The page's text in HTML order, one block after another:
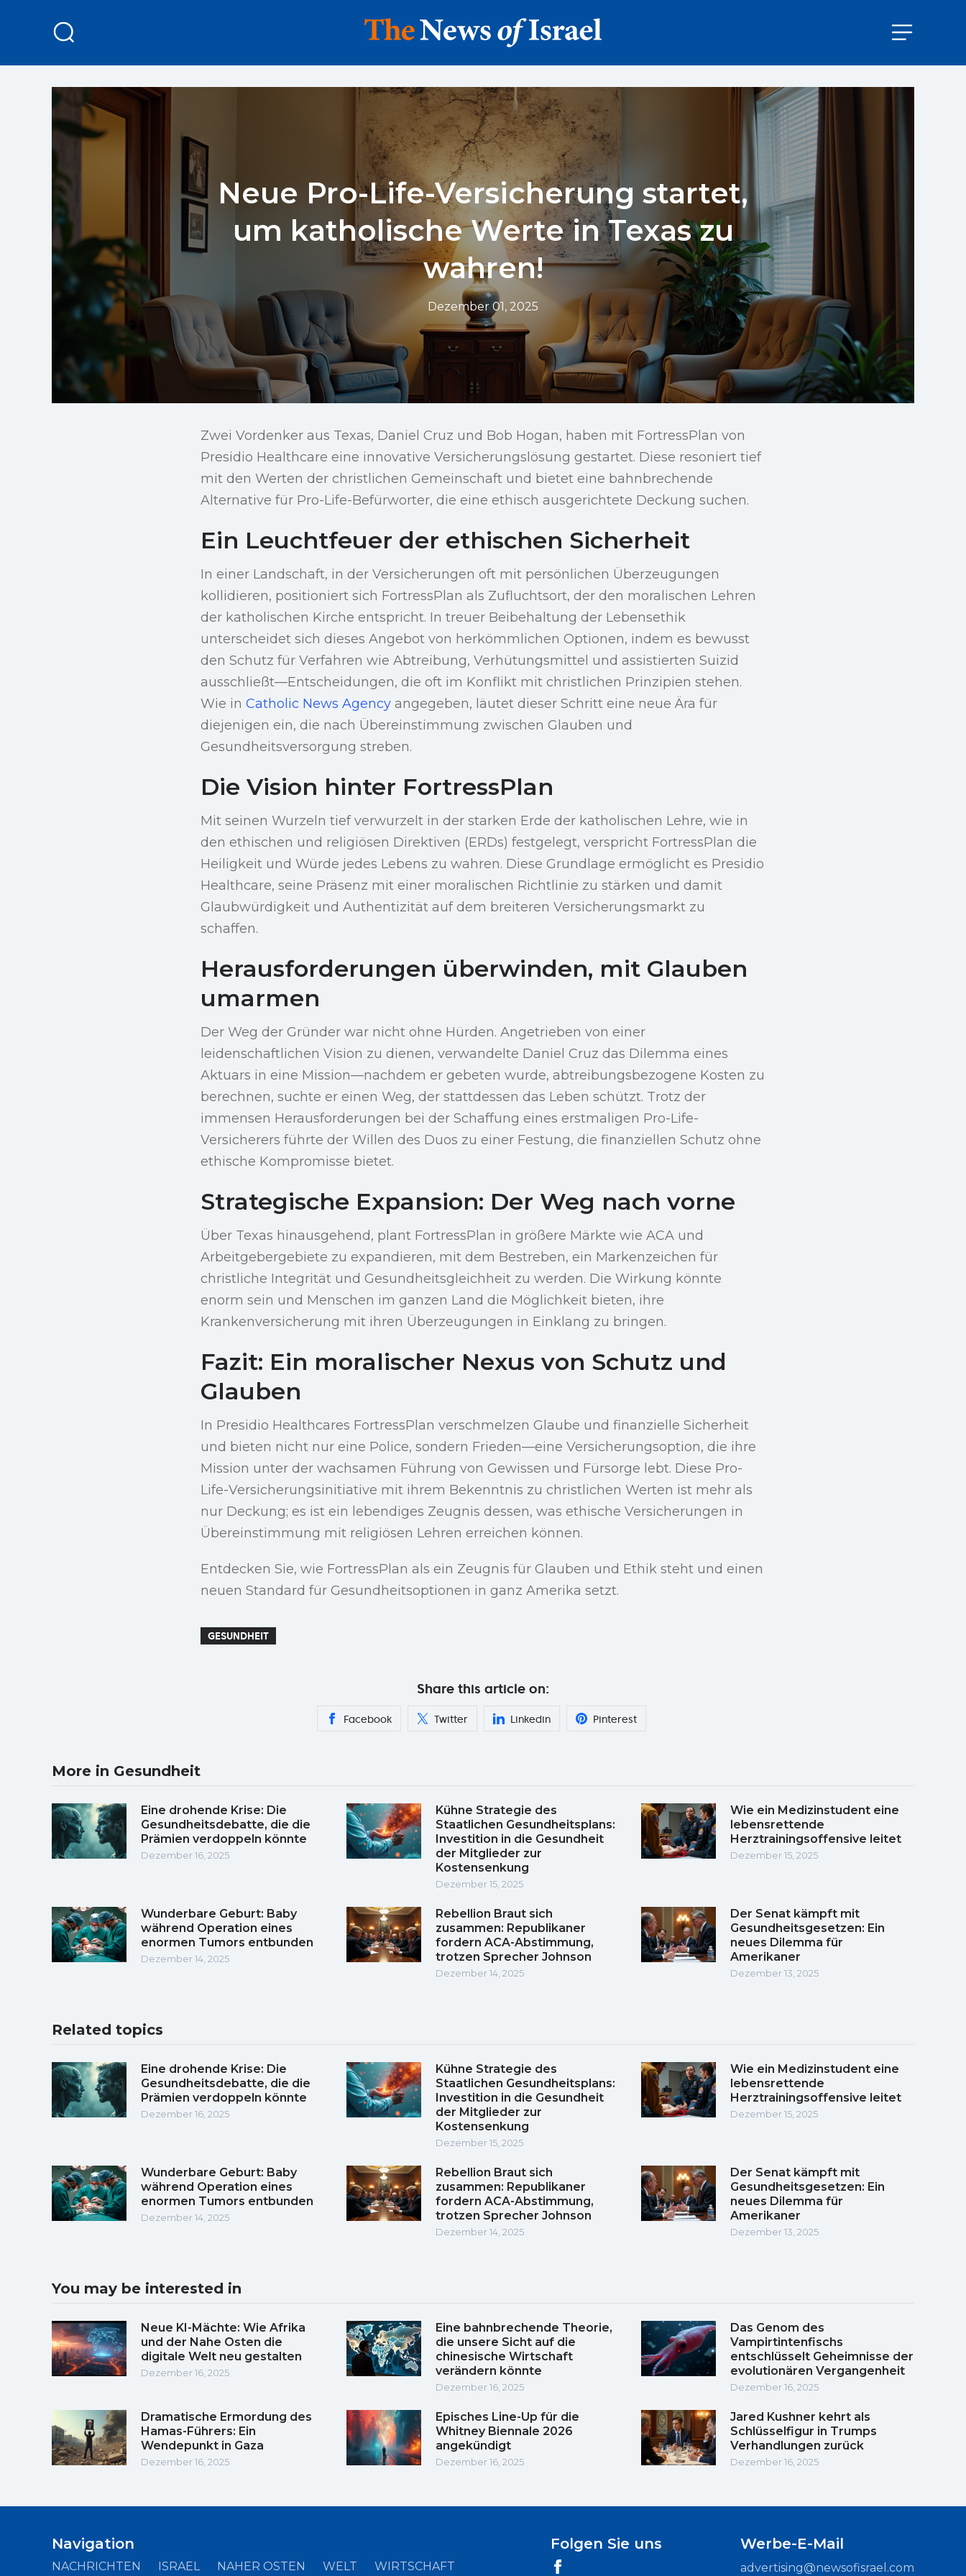
Neue Pro-Life-Versicherung startet,
um katholische Werte in Texas zu
wahren!
Dezember 01, 2025
Zwei Vordenker aus Texas, Daniel Cruz und Bob Hogan, haben mit FortressPlan von
Presidio Healthcare eine innovative Versicherungslösung gestartet. Diese resoniert tief
mit den Werten der christlichen Gemeinschaft und bietet eine bahnbrechende
Alternative für Pro-Life-Befürworter, die eine ethisch ausgerichtete Deckung suchen.
Ein Leuchtfeuer der ethischen Sicherheit
In einer Landschaft, in der Versicherungen oft mit persönlichen Überzeugungen
kollidieren, positioniert sich FortressPlan als Zufluchtsort, der den moralischen Lehren
der katholischen Kirche entspricht. In treuer Beibehaltung der Lebensethik
unterscheidet sich dieses Angebot von herkömmlichen Optionen, indem es bewusst
den Schutz für Verfahren wie Abtreibung, Verhütungsmittel und assistierten Suizid
ausschließt—Entscheidungen, die oft im Konflikt mit christlichen Prinzipien stehen.
Wie in Catholic News Agency angegeben, läutet dieser Schritt eine neue Ära für
diejenigen ein, die nach Übereinstimmung zwischen Glauben und
Gesundheitsversorgung streben.
Die Vision hinter FortressPlan
Mit seinen Wurzeln tief verwurzelt in der starken Erde der katholischen Lehre, wie in
den ethischen und religiösen Direktiven (ERDs) festgelegt, verspricht FortressPlan die
Heiligkeit und Würde jedes Lebens zu wahren. Diese Grundlage ermöglicht es Presidio
Healthcare, seine Präsenz mit einer moralischen Richtlinie zu stärken und damit
Glaubwürdigkeit und Authentizität auf dem breiteren Versicherungsmarkt zu
schaffen.
Herausforderungen überwinden, mit Glauben
umarmen
Der Weg der Gründer war nicht ohne Hürden. Angetrieben von einer
leidenschaftlichen Vision zu dienen, verwandelte Daniel Cruz das Dilemma eines
Aktuars in eine Mission—nachdem er gebeten wurde, abtreibungsbezogene Kosten zu
berechnen, suchte er einen Weg, der stattdessen das Leben schützt. Trotz der
immensen Herausforderungen bei der Schaffung eines erstmaligen Pro-Life-
Versicherers führte der Willen des Duos zu einer Festung, die finanziellen Schutz ohne
ethische Kompromisse bietet.
Strategische Expansion: Der Weg nach vorne
Über Texas hinausgehend, plant FortressPlan in größere Märkte wie ACA und
Arbeitgebergebiete zu expandieren, mit dem Bestreben, ein Markenzeichen für
christliche Integrität und Gesundheitsgleichheit zu werden. Die Wirkung könnte
enorm sein und Menschen im ganzen Land die Möglichkeit bieten, ihre
Krankenversicherung mit ihren Überzeugungen in Einklang zu bringen.
Fazit: Ein moralischer Nexus von Schutz und
Glauben
In Presidio Healthcares FortressPlan verschmelzen Glaube und finanzielle Sicherheit
und bieten nicht nur eine Police, sondern Frieden—eine Versicherungsoption, die ihre
Mission unter der wachsamen Führung von Gewissen und Fürsorge lebt. Diese Pro-
Life-Versicherungsinitiative mit ihrem Bekenntnis zu christlichen Werten ist mehr als
nur Deckung; es ist ein lebendiges Zeugnis dessen, was ethische Versicherungen in
Übereinstimmung mit religiösen Lehren erreichen können.
Entdecken Sie, wie FortressPlan als ein Zeugnis für Glauben und Ethik steht und einen
neuen Standard für Gesundheitsoptionen in ganz Amerika setzt.
GESUNDHEIT
Share this article on:
Facebook Twitter Linkedin Pinterest
More in Gesundheit
Eine drohende Krise: Die
Gesundheitsdebatte, die die
Prämien verdoppeln könnte
Dezember 16, 2025
Kühne Strategie des
Staatlichen Gesundheitsplans:
Investition in die Gesundheit
der Mitglieder zur
Kostensenkung
Dezember 15, 2025
Wie ein Medizinstudent eine
lebensrettende
Herztrainingsoffensive leitet
Dezember 15, 2025
Wunderbare Geburt: Baby
während Operation eines
enormen Tumors entbunden
Dezember 14, 2025
Rebellion Braut sich
zusammen: Republikaner
fordern ACA-Abstimmung,
trotzen Sprecher Johnson
Dezember 14, 2025
Der Senat kämpft mit
Gesundheitsgesetzen: Ein
neues Dilemma für
Amerikaner
Dezember 13, 2025
Related topics
Eine drohende Krise: Die
Gesundheitsdebatte, die die
Prämien verdoppeln könnte
Dezember 16, 2025
Kühne Strategie des
Staatlichen Gesundheitsplans:
Investition in die Gesundheit
der Mitglieder zur
Kostensenkung
Dezember 15, 2025
Wie ein Medizinstudent eine
lebensrettende
Herztrainingsoffensive leitet
Dezember 15, 2025
Wunderbare Geburt: Baby
während Operation eines
enormen Tumors entbunden
Dezember 14, 2025
Rebellion Braut sich
zusammen: Republikaner
fordern ACA-Abstimmung,
trotzen Sprecher Johnson
Dezember 14, 2025
Der Senat kämpft mit
Gesundheitsgesetzen: Ein
neues Dilemma für
Amerikaner
Dezember 13, 2025
You may be interested in
Neue KI-Mächte: Wie Afrika
und der Nahe Osten die
digitale Welt neu gestalten
Dezember 16, 2025
Eine bahnbrechende Theorie,
die unsere Sicht auf die
chinesische Wirtschaft
verändern könnte
Dezember 16, 2025
Das Genom des
Vampirtintenfischs
entschlüsselt Geheimnisse der
evolutionären Vergangenheit
Dezember 16, 2025
Dramatische Ermordung des
Hamas-Führers: Ein
Wendepunkt in Gaza
Dezember 16, 2025
Episches Line-Up für die
Whitney Biennale 2026
angekündigt
Dezember 16, 2025
Jared Kushner kehrt als
Schlüsselfigur in Trumps
Verhandlungen zurück
Dezember 16, 2025
Navigation
NACHRICHTEN ISRAEL NAHER OSTEN WELT WIRTSCHAFT
Folgen Sie uns Werbe-E-Mail
advertising@newsofisrael.com